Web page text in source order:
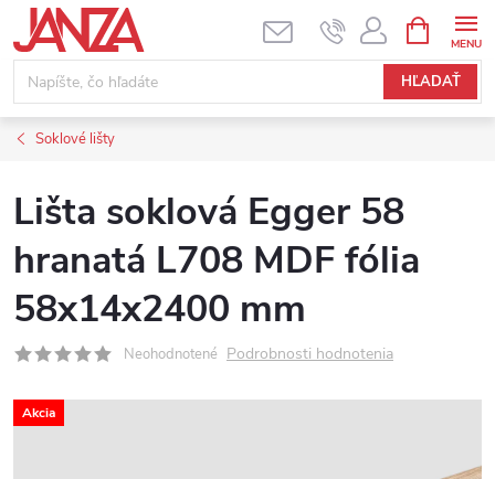
Prejsť na obsah
HĽADAŤ
Soklové lišty
Lišta soklová Egger 58
hranatá L708 MDF fólia
58x14x2400 mm
Neohodnotené Podrobnosti hodnotenia
Akcia